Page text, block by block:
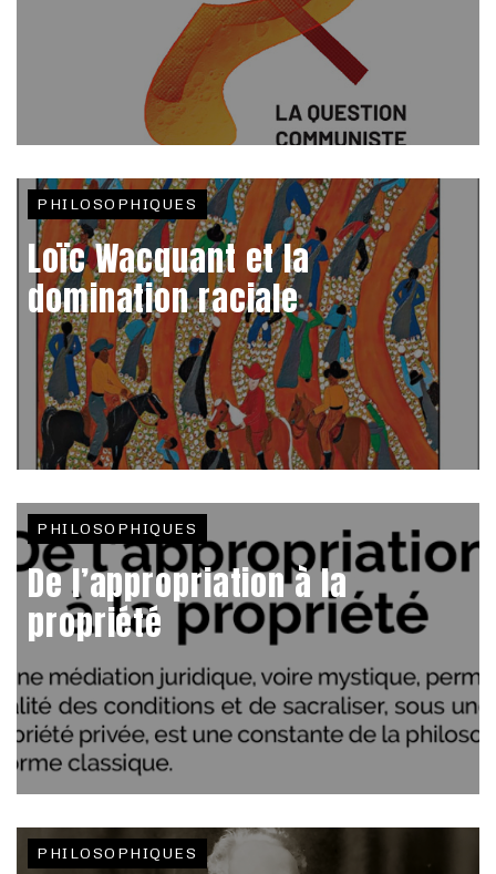
PHILOSOPHIQUES
Loïc Wacquant et la
domination raciale
PHILOSOPHIQUES
De l’appropriation à la
propriété
PHILOSOPHIQUES